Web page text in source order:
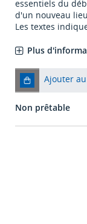
essentiels du
d'un nouveau
Les textes
Plus
Ajouter
Non prêtable